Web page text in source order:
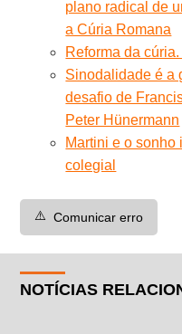
plano radical de
a Cúria Romana
Reforma da
Sinodalidade é a
desafio de
Peter Hünermann
Martini e o sonho
colegial
⚠️ Comunicar erro
NOTÍCIAS